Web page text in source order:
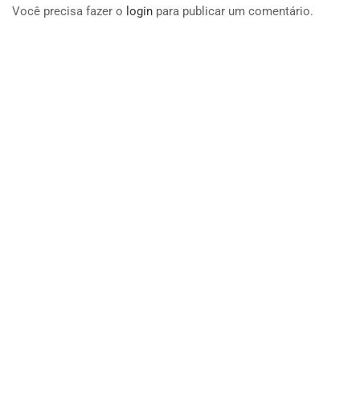
Você precisa fazer o login para publicar um comentário.